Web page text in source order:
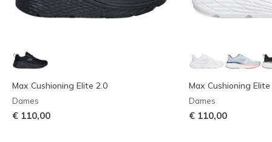
Max Cushioning Elite 2.0
Dames
€ 110,00
Max Cushioning Elite
Dames
€ 110,00